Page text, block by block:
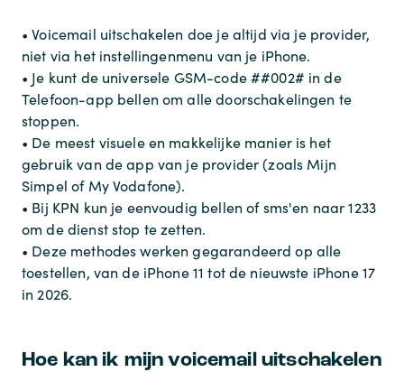
• Voicemail uitschakelen doe je altijd via je provider,
niet via het instellingenmenu van je iPhone.
• Je kunt de universele GSM-code ##002# in de
Telefoon-app bellen om alle doorschakelingen te
stoppen.
• De meest visuele en makkelijke manier is het
gebruik van de app van je provider (zoals Mijn
Simpel of My Vodafone).
• Bij KPN kun je eenvoudig bellen of sms'en naar 1233
om de dienst stop te zetten.
• Deze methodes werken gegarandeerd op alle
toestellen, van de iPhone 11 tot de nieuwste iPhone 17
in 2026.
Hoe kan ik mijn voicemail uitschakelen